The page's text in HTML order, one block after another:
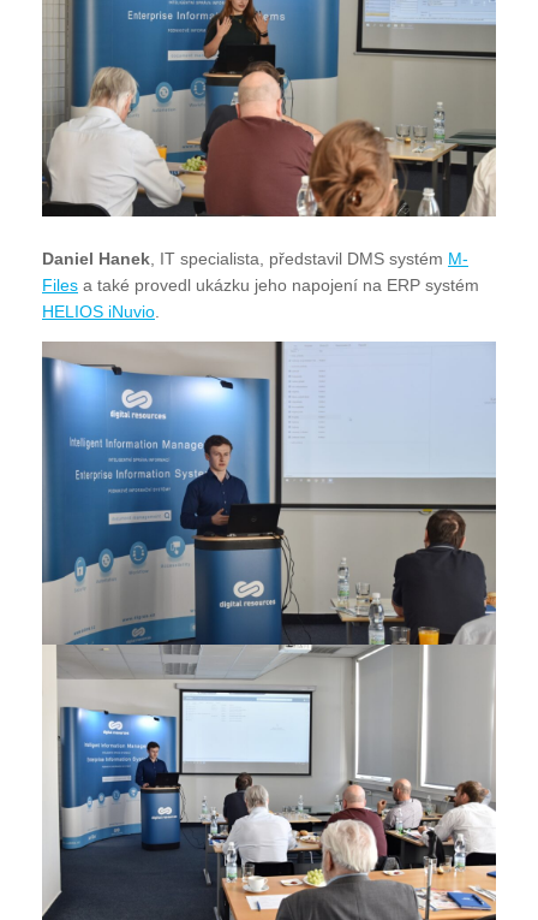
Daniel Hanek, IT specialista, představil DMS systém M-
Files a také provedl ukázku jeho napojení na ERP systém
HELIOS iNuvio.